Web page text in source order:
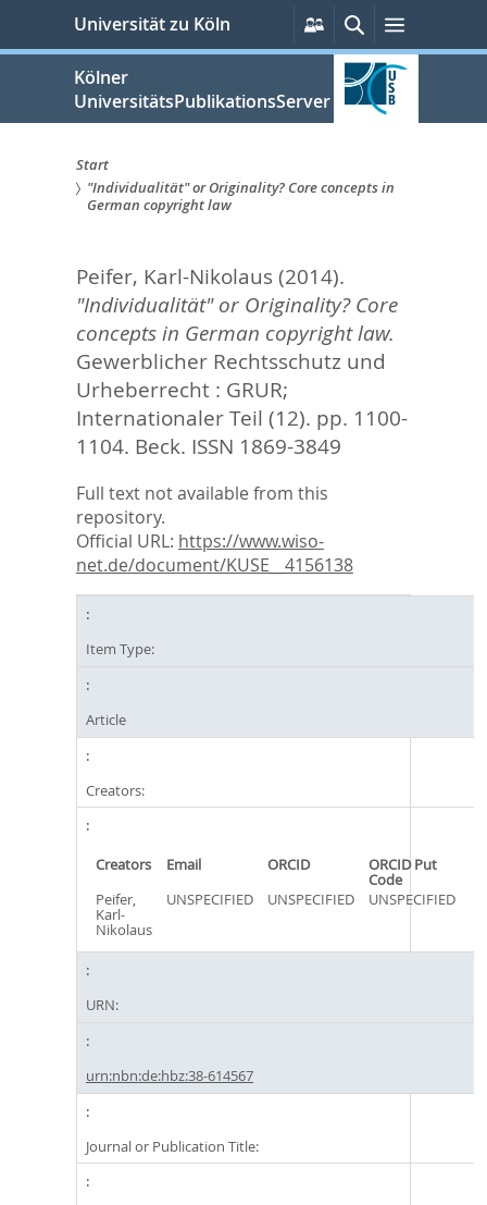
springen
Universität zu Köln
Persönliche
Services
SucheMenü
Kölner
UniversitätsPublikationsServer
Sie
hier:
Start
"Individualität" or Originality? Core concepts in
German copyright law
Peifer, Karl-Nikolaus(2014).
"Individualität" or Originality? Core
concepts in German copyright law.
Gewerblicher Rechtsschutz und
Urheberrecht : GRUR;
Internationaler Teil (12). pp. 1100-
1104. Beck. ISSN 1869-3849
Full text not available from this
repository.
Official URL: https://www.wiso-
net.de/document/KUSE__4156138
Item Type:
Article
Creators:
Creators Email ORCID ORCID Put
Code
Peifer,
Karl-
Nikolaus
UNSPECIFIED UNSPECIFIED UNSPECIFIED
URN:
urn:nbn:de:hbz:38-614567
Journal or Publication Title: